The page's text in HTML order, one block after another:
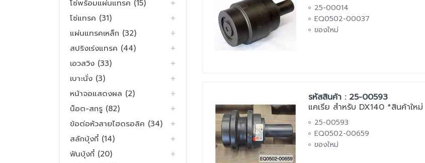
โซ่พร้อมแผ่นแทรค (15)
โซ่แทรค (31)
แผ่นแทรคเหล็ก (32)
สปริงเร่งแทรค (44)
เอวสวิง (33)
เบาะนั่ง (3)
หน้าจอแสดงผล (2)
น็อต-สกรู (82)
ข้อต่อหัวสายไฮดรอลิค (34)
สลักบุ้งกี๋ (14)
ฟันบุ้งกี๋ (20)
25-00014
EQ0502-00037
ของใหม่
รหัสสินค้า : 25-00593
แคเรีย สำหรับ DX140 *สินค้าใหม่
25-00593
EQ0502-00659
ของใหม่